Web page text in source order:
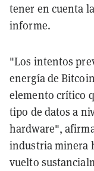
tener en cuenta
informe.
"Los intentos
energía de
elemento crítico
tipo de datos a
hardware",
industria minera
vuelto